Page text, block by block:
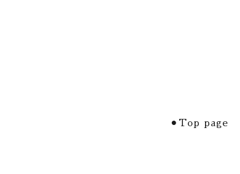
⚫︎Top page